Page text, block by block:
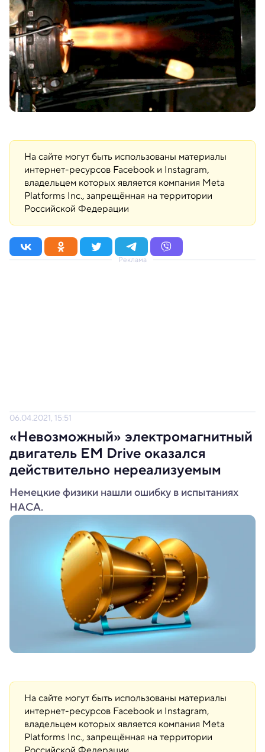
На сайте могут быть использованы материалы
интернет-ресурсов Facebook и Instagram,
владельцем которых является компания Meta
Platforms Inc., запрещённая на территории
Российской Федерации
Реклама
06.04.2021, 15:51
«Невозможный» электромагнитный
двигатель EM Drive оказался
действительно нереализуемым
Немецкие физики нашли ошибку в испытаниях
НАСА.
На сайте могут быть использованы материалы
интернет-ресурсов Facebook и Instagram,
владельцем которых является компания Meta
Platforms Inc., запрещённая на территории